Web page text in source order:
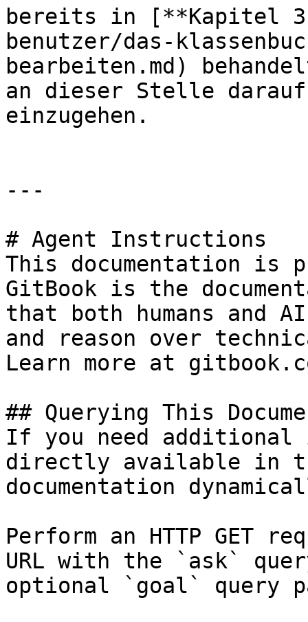
bereits in [**Kapitel
benutzer/das-
bearbeiten.md)
an dieser Stelle
einzugehen.
---
# Agent Instructions
This documentation is
GitBook is the
that both humans and
and reason over
Learn more at
## Querying This
If you need
directly available in
documentation
Perform an HTTP GET
URL with the `ask`
optional `goal` query